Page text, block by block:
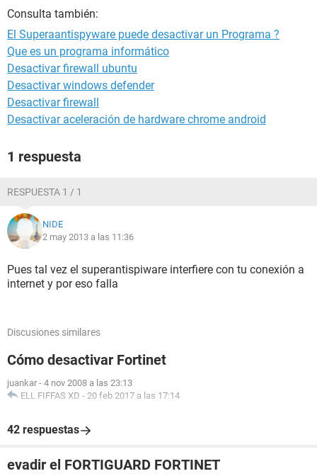
Consulta también:
El Superaantispyware puede desactivar un Programa ?
Que es un programa informático
Desactivar firewall ubuntu
Desactivar windows defender
Desactivar firewall
Desactivar aceleración de hardware chrome android
1 respuesta
RESPUESTA 1 / 1
NIDE
2 may 2013 a las 11:36
Pues tal vez el superantispiware interfiere con tu conexión a
internet y por eso falla
Discusiones similares
Cómo desactivar Fortinet
juankar - 4 nov 2008 a las 23:13
ELL FIFFAS XD - 20 feb 2017 a las 17:14
42 respuestas
evadir el FORTIGUARD FORTINET